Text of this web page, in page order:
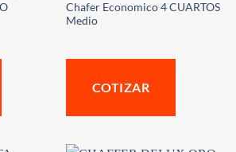
Chafer Economico 4 CUARTOS
Medio
COTIZAR